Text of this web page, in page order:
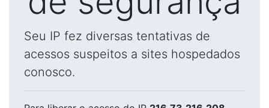
Seu IP fez diversas tentativas de
acessos suspeitos a sites hospedados
conosco.